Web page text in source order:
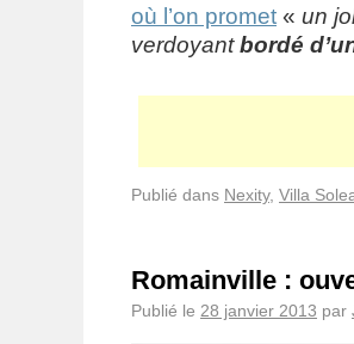
où l’on promet « un
verdoyantbordé
Publié dans Nexity, Villa
Romainville :
Publié le 28 janvier 2013 par